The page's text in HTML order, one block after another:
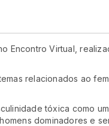
Encontro Virtual,
relacionados ao
tóxica como um
dominadores e